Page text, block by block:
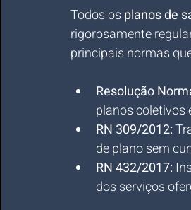
Todos os planos de
rigorosamente
principais normas
Resolução
planos coletivos
RN 309/2012:
de plano sem
RN 432/2017:
dos serviços